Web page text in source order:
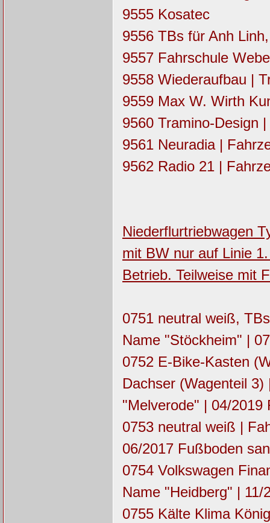
9555 Kosatec
9556 TBs für Anh
9557 Fahrschule
9558 Wiederaufbau |
9559 Max W. Wirth
9560 Tramino-Design |
9561 Neuradia |
9562 Radio 21 |
Niederflurtriebwagen
mit BW nur auf Linie
Betrieb. Teilweise mit
0751 neutral weiß,
Name "Stöckheim" |
0752 E-Bike-Kasten
Dachser (Wagenteil
"Melverode" | 04/2019
0753 neutral weiß |
06/2017 Fußboden
0754 Volkswagen
Name "Heidberg" |
0755 Kälte Klima